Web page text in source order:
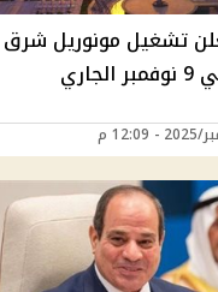
تشغيل مونوريل شرق